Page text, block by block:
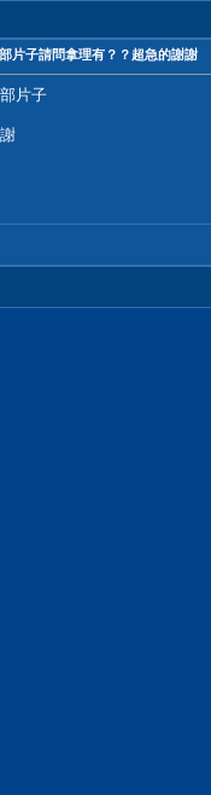
片子請問拿理有？？超急的謝謝
片子